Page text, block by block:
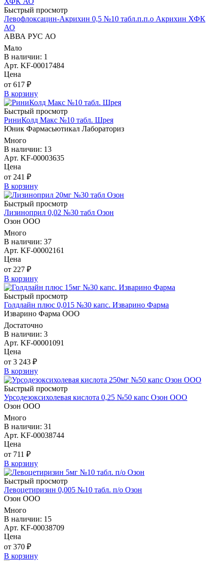
Быстрый просмотр
Левофлоксацин-Акрихин 0,5 №10 табл.п.п.о Акрихин ХФК
АО
АВВА РУС АО
Мало
В наличии: 1
Арт. KF-00017484
Цена
от 617 ₽
В корзину
Быстрый просмотр
РиниКолд Макс №10 табл. Шрея
Юник Фармасьютикал Лабораториз
Много
В наличии: 13
Арт. KF-00003635
Цена
от 241 ₽
В корзину
Быстрый просмотр
Лизиноприл 0,02 №30 табл Озон
Озон ООО
Много
В наличии: 37
Арт. KF-00002161
Цена
от 227 ₽
В корзину
Быстрый просмотр
Голдлайн плюс 0,015 №30 капс. Изварино Фарма
Изварино Фарма ООО
Достаточно
В наличии: 3
Арт. KF-00001091
Цена
от 3 243 ₽
В корзину
Быстрый просмотр
Урсодезоксихолевая кислота 0,25 №50 капс Озон ООО
Озон ООО
Много
В наличии: 31
Арт. KF-00038744
Цена
от 711 ₽
В корзину
Быстрый просмотр
Левоцетиризин 0,005 №10 табл. п/о Озон
Озон ООО
Много
В наличии: 15
Арт. KF-00038709
Цена
от 370 ₽
В корзину